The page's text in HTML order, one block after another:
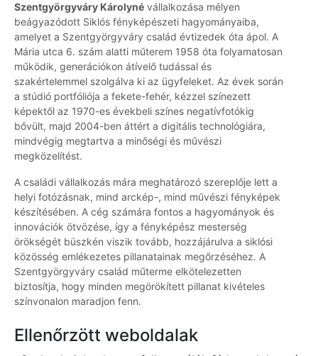
Szentgyörgyváry Károlyné vállalkozása mélyen
beágyazódott Siklós fényképészeti hagyományaiba,
amelyet a Szentgyörgyváry család évtizedek óta ápol. A
Mária utca 6. szám alatti műterem 1958 óta folyamatosan
működik, generációkon átívelő tudással és
szakértelemmel szolgálva ki az ügyfeleket. Az évek során
a stúdió portfóliója a fekete-fehér, kézzel színezett
képektől az 1970-es évekbeli színes negatívfotókig
bővült, majd 2004-ben áttért a digitális technológiára,
mindvégig megtartva a minőségi és művészi
megközelítést.
A családi vállalkozás mára meghatározó szereplője lett a
helyi fotózásnak, mind arckép-, mind művészi fényképek
készítésében. A cég számára fontos a hagyományok és
innovációk ötvözése, így a fényképész mesterség
örökségét büszkén viszik tovább, hozzájárulva a siklósi
közösség emlékezetes pillanatainak megőrzéséhez. A
Szentgyörgyváry család műterme elkötelezetten
biztosítja, hogy minden megörökített pillanat kivételes
színvonalon maradjon fenn.
Ellenőrzött weboldalak